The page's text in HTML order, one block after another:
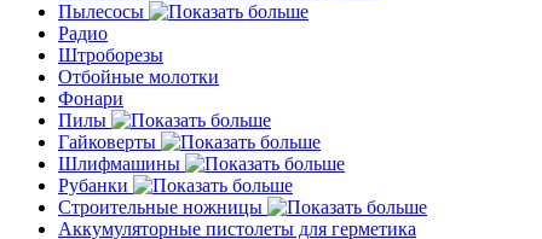
Пылесосы
Радио
Штроборезы
Отбойные молотки
Фонари
Пилы
Гайковерты
Шлифмашины
Рубанки
Строительные ножницы
Аккумуляторные пистолеты для герметика